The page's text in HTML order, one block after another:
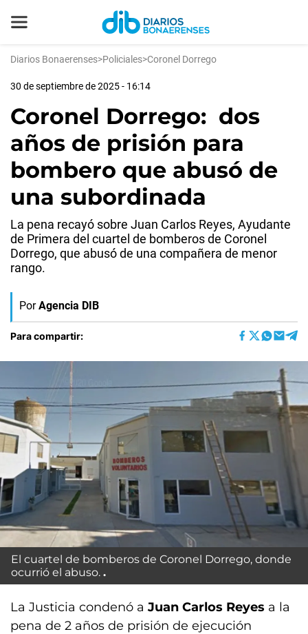
Diarios Bonaerenses>Policiales>Coronel Dorrego
30 de septiembre de 2025 - 16:14
Coronel Dorrego: dos
años de prisión para
bombero que abusó de
una subordinada
La pena recayó sobre Juan Carlos Reyes, Ayudante
de Primera del cuartel de bomberos de Coronel
Dorrego, que abusó de una compañera de menor
rango.
Por Agencia DIB
Para compartir:
El cuartel de bomberos de Coronel Dorrego, donde
ocurrió el abuso.
La Justicia condenó a Juan Carlos Reyes a la
pena de 2 años de prisión de ejecución